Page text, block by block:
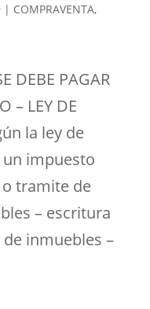
| COMPRAVENTA,
DEBE PAGAR
– LEY DE
la ley de
impuesto
tramite de
– escritura
inmuebles –